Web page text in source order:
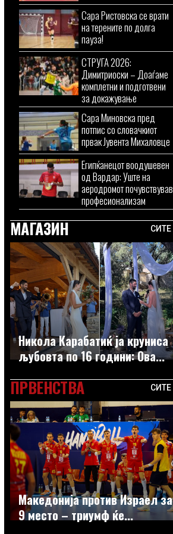
Сара Ристовска се врати
на терените по долга
пауза!
СТРУГА 2026:
Димитриоски – Доаѓаме
комплетни и подготвени
за докажување
Сара Миновска пред
потпис со словачкиот
првак Јувента Михаловце
Египќанецот воодушевен
од Вардар: Уште на
аеродромот почувствував
професионализам
МАГАЗИН СИТЕ
Никола Карабатиќ ја круниса
љубовта по 16 години: Ова...
ПРВЕНСТВА СИТЕ
Македонија против Израел за
9 место – триумф ќе...